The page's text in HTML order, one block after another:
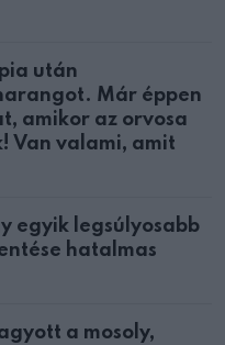
után
Már éppen
amikor az orvosa
Van valami, amit
egyik legsúlyosabb
hatalmas
a mosoly,